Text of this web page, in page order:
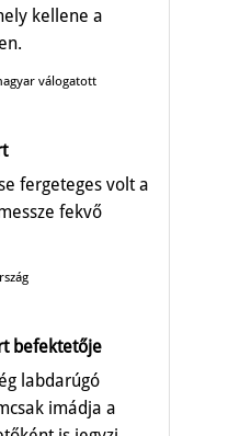
kellene a
válogatott
fergeteges volt a
fekvő
befektetője
labdarúgó
imádja a